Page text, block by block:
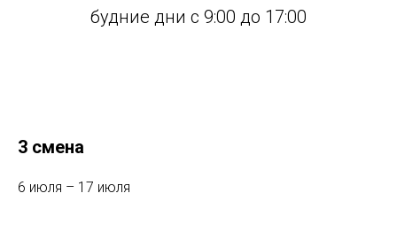
будние дни с 9:00 до 17:00
3 смена
6 июля – 17 июля